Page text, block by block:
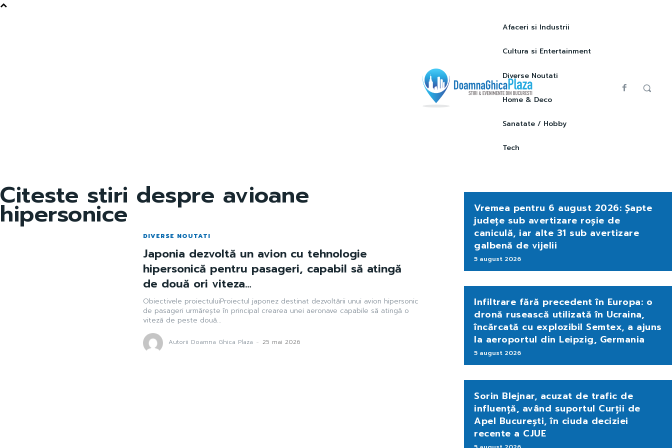
Afaceri si Industrii
Cultura si Entertainment
Diverse Noutati
Home & Deco
Sanatate / Hobby
Tech
Citeste stiri despre avioane
hipersonice
DIVERSE NOUTATI
Japonia dezvoltă un avion cu tehnologie
hipersonică pentru pasageri, capabil să atingă
de două ori viteza…
Obiectivele proiectuluiProiectul japonez destinat dezvoltării unui avion hipersonic
de pasageri urmărește în principal crearea unei aeronave capabile să atingă o
viteză de peste două...
Autorii Doamna Ghica Plaza - 25 mai 2026
Vremea pentru 6 august 2026: Șapte
județe sub avertizare roșie de
caniculă, iar alte 31 sub avertizare
galbenă de vijelii
5 august 2026
Infiltrare fără precedent în Europa: o
dronă rusească utilizată în Ucraina,
încărcată cu explozibil Semtex, a ajuns
la aeroportul din Leipzig, Germania
5 august 2026
Sorin Blejnar, acuzat de trafic de
influență, având suportul Curții de
Apel București, în ciuda deciziei
recente a CJUE